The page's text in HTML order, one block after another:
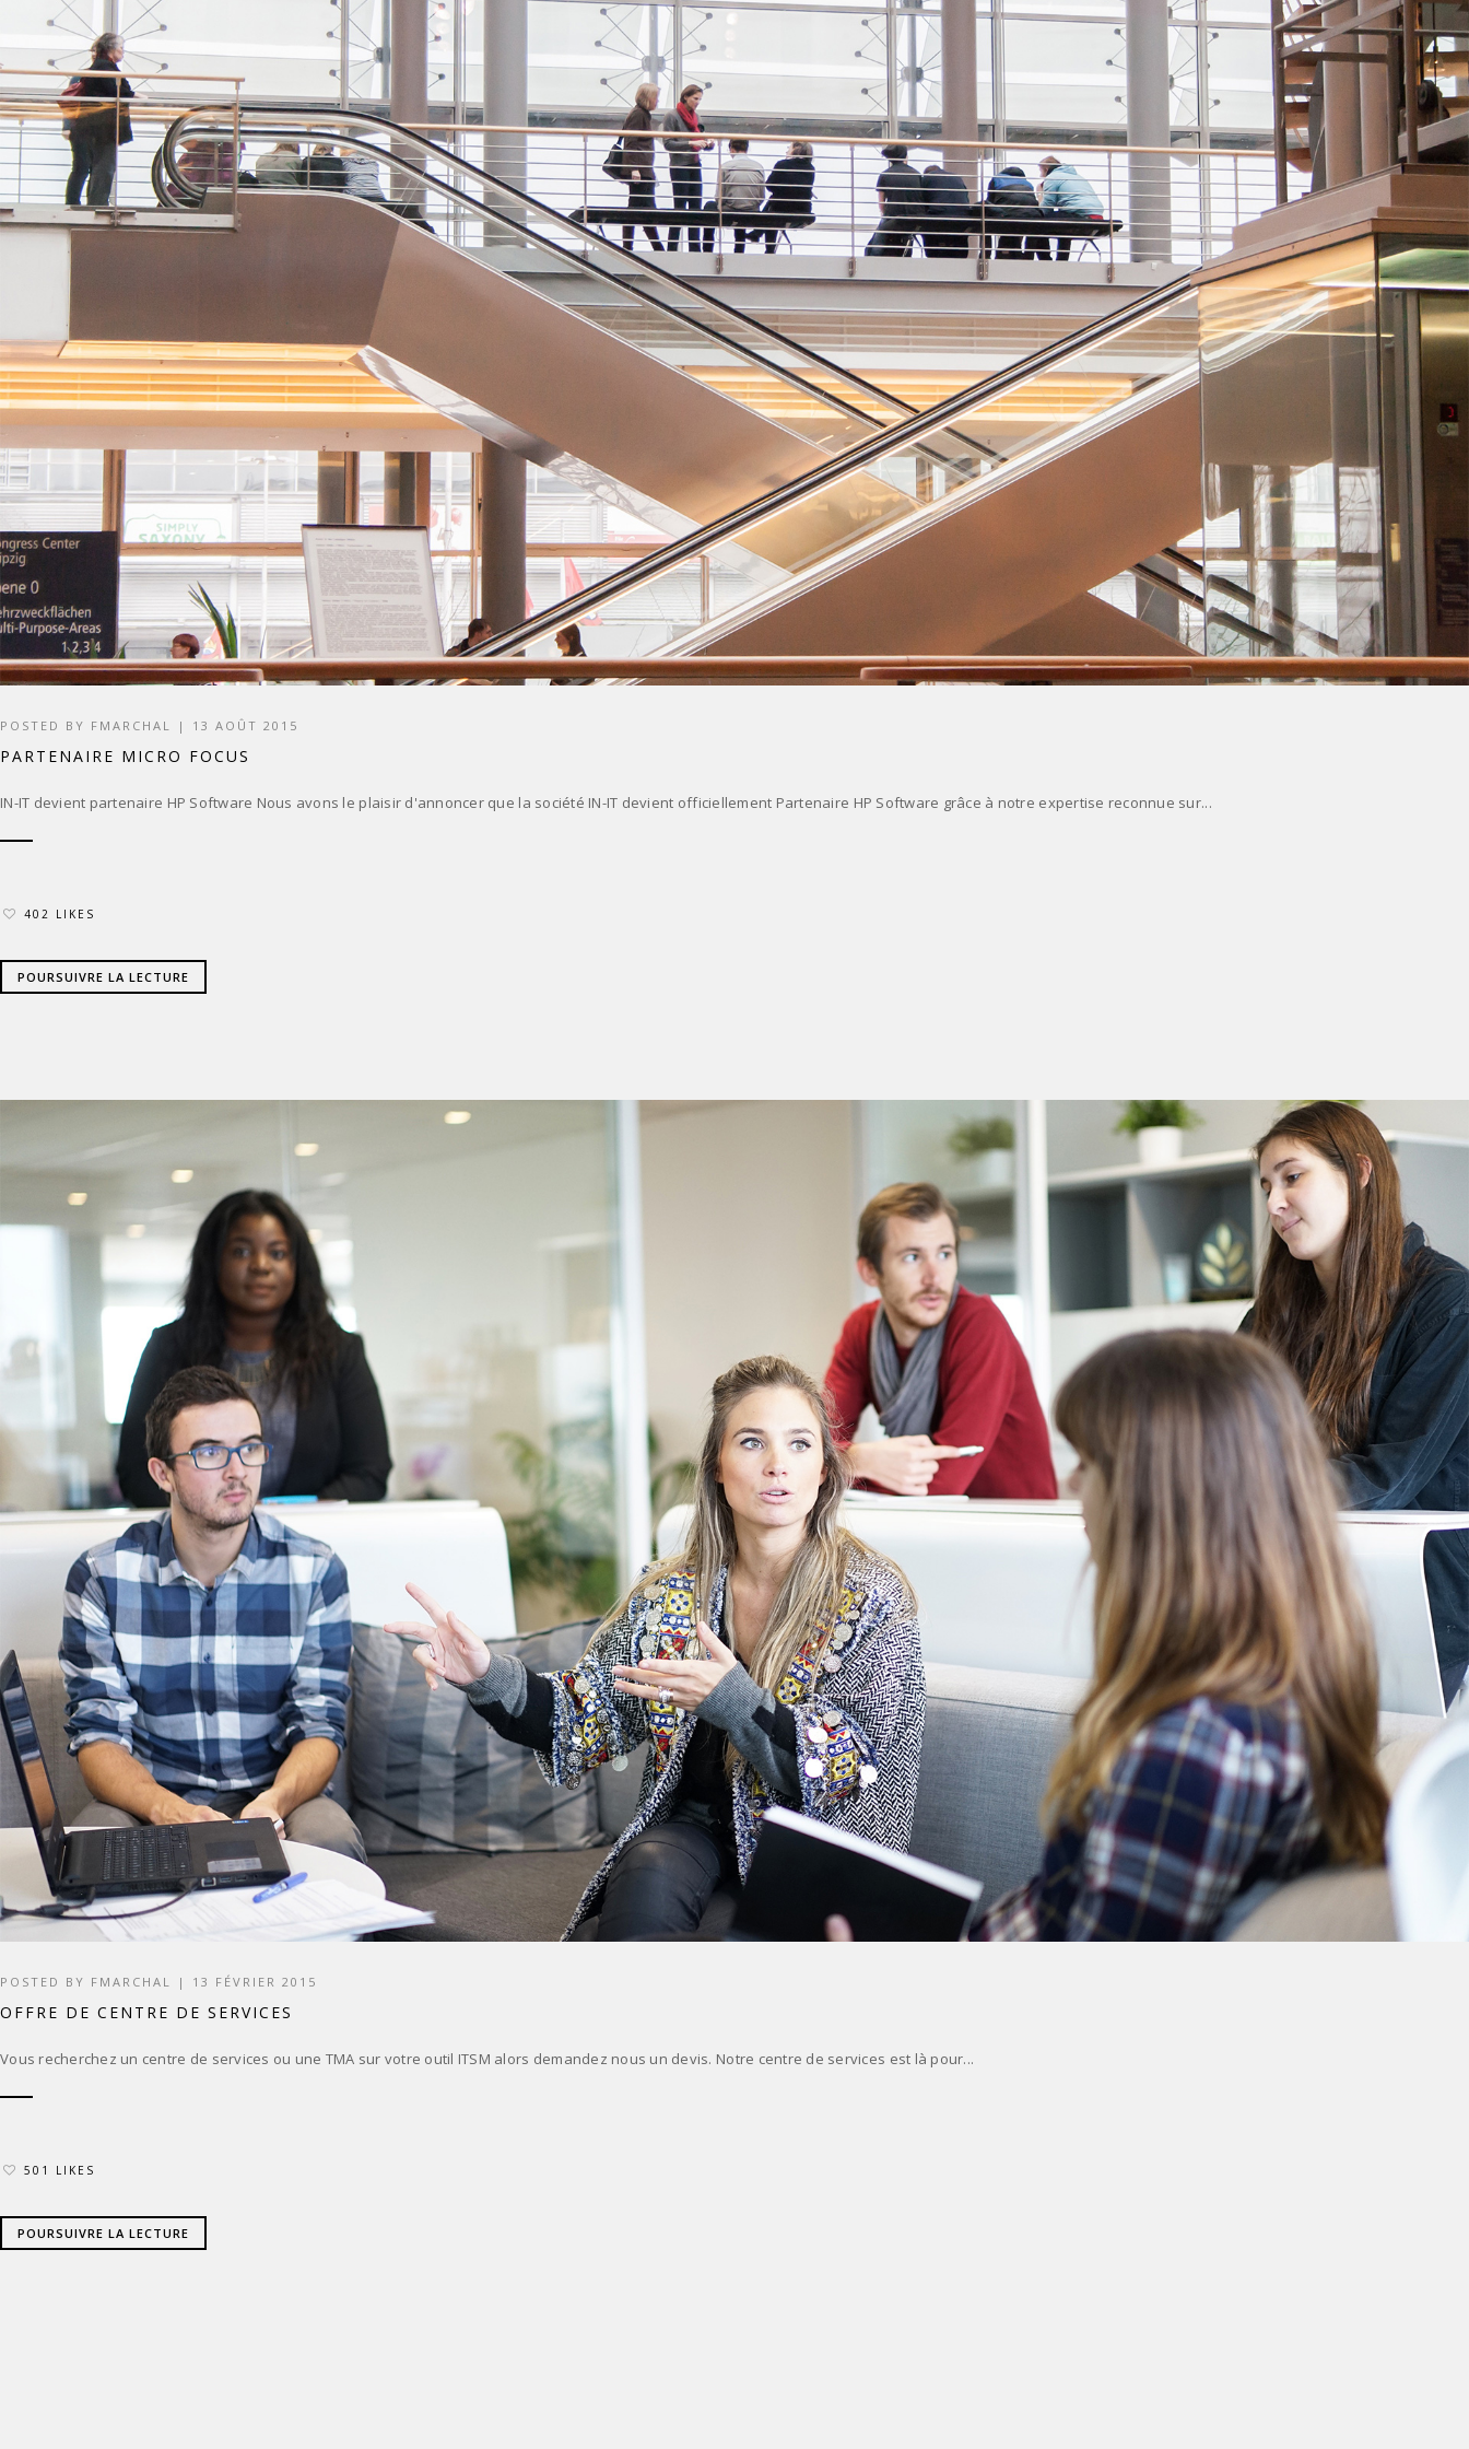
POSTED BY FMARCHAL | 13 AOÛT 2015
PARTENAIRE MICRO FOCUS
IN-IT devient partenaire HP Software Nous avons le plaisir d'annoncer que la société IN-IT devient officiellement Partenaire HP Software grâce à notre expertise reconnue sur...
402 LIKES
POURSUIVRE LA LECTURE
POSTED BY FMARCHAL | 13 FÉVRIER 2015
OFFRE DE CENTRE DE SERVICES
Vous recherchez un centre de services ou une TMA sur votre outil ITSM alors demandez nous un devis. Notre centre de services est là pour...
501 LIKES
POURSUIVRE LA LECTURE